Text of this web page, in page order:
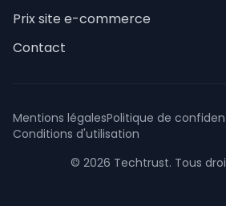
Prix site e-commerce
Contact
Mentions légalesPolitique de
Conditions d'utilisation
© 2026 Techtrust. Tous